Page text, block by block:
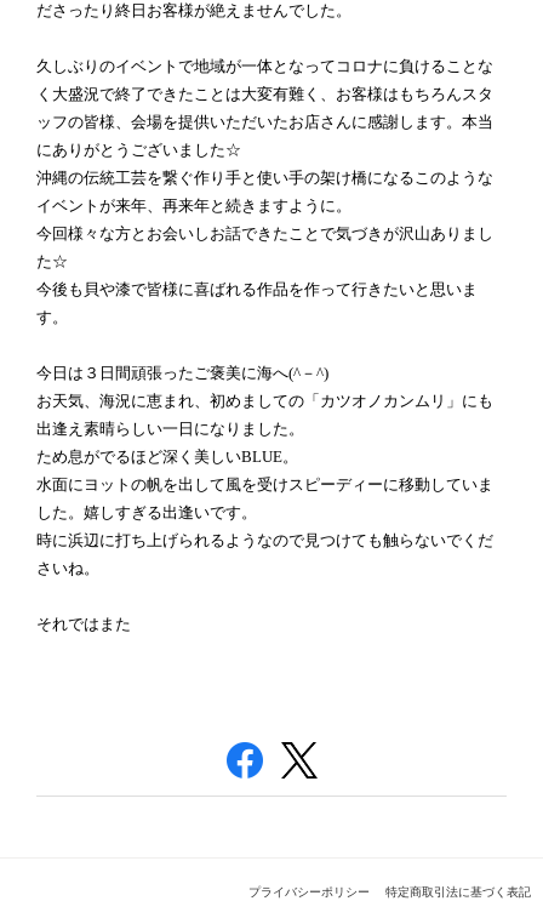
ださったり終日お客様が絶えませんでした。
久しぶりのイベントで地域が一体となってコロナに負けることな
く大盛況で終了できたことは大変有難く、お客様はもちろんスタ
ッフの皆様、会場を提供いただいたお店さんに感謝します。本当
にありがとうございました☆
沖縄の伝統工芸を繋ぐ作り手と使い手の架け橋になるこのような
イベントが来年、再来年と続きますように。
今回様々な方とお会いしお話できたことで気づきが沢山ありまし
た☆
今後も貝や漆で皆様に喜ばれる作品を作って行きたいと思いま
す。
今日は３日間頑張ったご褒美に海へ(^－^)
お天気、海況に恵まれ、初めましての「カツオノカンムリ」にも
出逢え素晴らしい一日になりました。
ため息がでるほど深く美しいBLUE。
水面にヨットの帆を出して風を受けスピーディーに移動していま
した。嬉しすぎる出逢いです。
時に浜辺に打ち上げられるようなので見つけても触らないでくだ
さいね。
それではまた
プライバシーポリシー 特定商取引法に基づく表記